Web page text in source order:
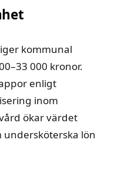
kommunal
000 kronor.
enligt
inom
ökar värdet
undersköterska lön